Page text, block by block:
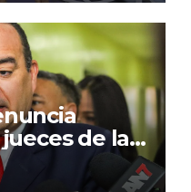
de la
Justicia